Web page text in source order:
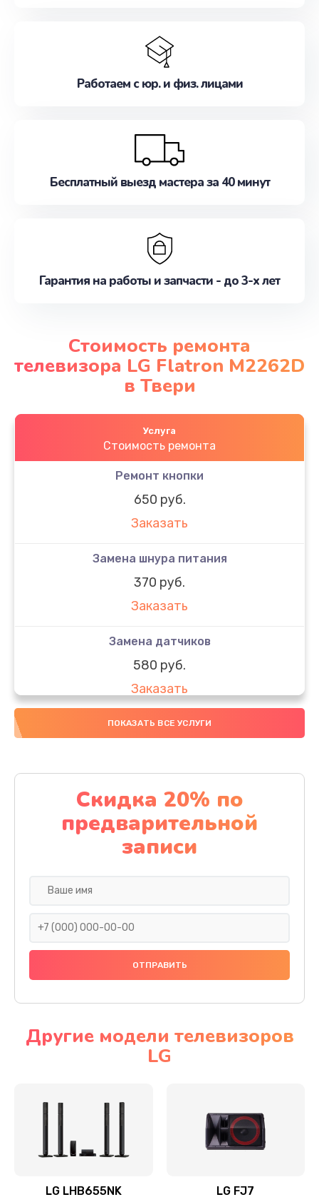
Работаем с юр. и физ. лицами
Бесплатный выезд мастера за 40 минут
Гарантия на работы и запчасти - до 3-х лет
Стоимость ремонта
телевизора LG Flatron M2262D
в Твери
Услуга
Стоимость ремонта
Ремонт кнопки
650 руб.
Заказать
Замена шнура питания
370 руб.
Заказать
Замена датчиков
580 руб.
Заказать
Комплексная чистка
Заказать
Замена дисплея (экрана)
2000 руб.
Заказать
Ремонт платы электроники
Прошивка
Ремонт механики привода
Ремонт / замена кнопок, клавиш, индикаторов,
ПОКАЗАТЬ ВСЕ УСЛУГИ
Скидка 20% по
предварительной
записи
Другие модели телевизоров
LG
LG LHB655NK LG FJ7